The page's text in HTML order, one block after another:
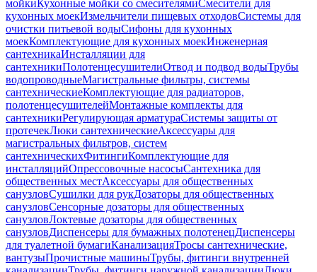
мойкиКухонные мойки со смесителямиСмесители для
кухонных моекИзмельчители пищевых отходовСистемы для
очистки питьевой водыСифоны для кухонных
моекКомплектующие для кухонных моекИнженерная
сантехникаИнсталляции для
сантехникиПолотенцесушителиОтвод и подвод водыТрубы
водопроводныеМагистральные фильтры, системы
сантехническиеКомплектующие для радиаторов,
полотенцесушителейМонтажные комплекты для
сантехникиРегулирующая арматураСистемы защиты от
протечекЛюки сантехническиеАксессуары для
магистральных фильтров, систем
сантехническихФитингиКомплектующие для
инсталляцийОпрессовочные насосыСантехника для
общественных местАксессуары для общественных
санузловСушилки для рукДозаторы для общественных
санузловСенсорные дозаторы для общественных
санузловЛоктевые дозаторы для общественных
санузловДиспенсеры для бумажных полотенецДиспенсеры
для туалетной бумагиКанализацияТросы сантехнические,
вантузыПрочистные машиныТрубы, фитинги внутренней